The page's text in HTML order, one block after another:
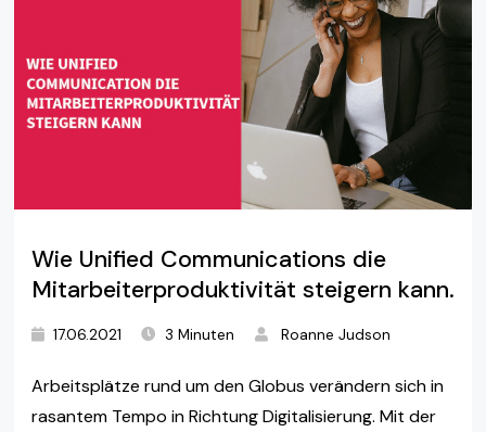
Wie Unified Communications die
Mitarbeiterproduktivität steigern kann.
17.06.2021 3 Minuten Roanne Judson
Arbeitsplätze rund um den Globus verändern sich in
rasantem Tempo in Richtung Digitalisierung. Mit der